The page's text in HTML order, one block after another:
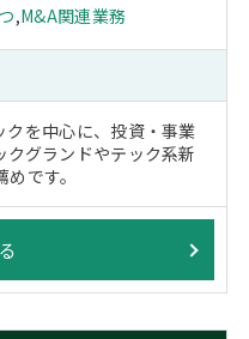
,M&A関連業務
を中心に、投資・事業
グランドやテック系新
です。